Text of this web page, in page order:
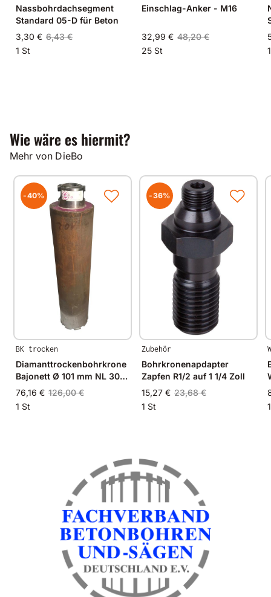
Durch Verwendung hochwertiger Diamanten und
Bindungsmaterialien garantieren wir immer
Nassbohrdachsegment
Standard 05-D für Beton
3,30 € 6,43 €
1 St
Einschlag-Anker - M16
32,99 € 48,20 €
25 St
Wie wäre es hiermit?
Mehr von DieBo
-40%
BK trocken
Diamanttrockenbohrkrone
Bajonett Ø 101 mm NL 300
mm
76,16 € 126,00 €
1 St
-36%
Zubehör
Bohrkronenapdapter
Zapfen R1/2 auf 1 1/4 Zoll
15,27 € 23,68 €
1 St